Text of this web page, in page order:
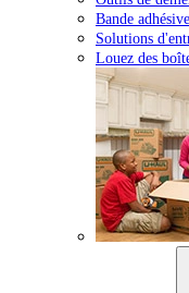
Bande
Solutions
Louez des